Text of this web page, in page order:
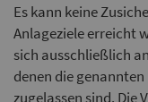
Es kann keine
Anlageziele erreicht
sich ausschließlich
denen die
zugelassen sind. Die